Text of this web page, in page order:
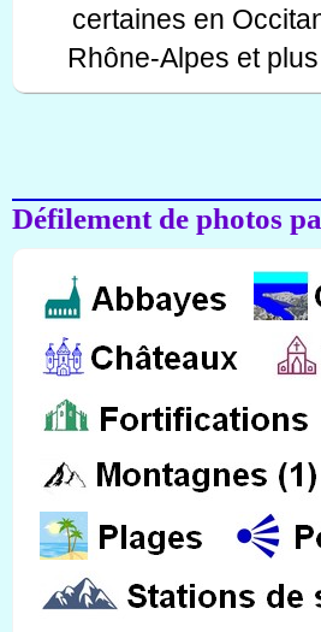
certaines en
Rhône-Alpes et
Défilement de photos